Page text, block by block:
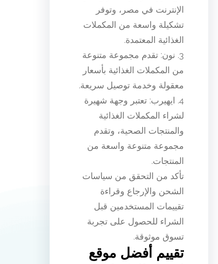
الإنترنت في مصر، وتوفر
تشكيلة واسعة من المكملات
الغذائية المعتمدة.
3. نون: تقدم مجموعة متنوعة
من المكملات الغذائية بأسعار
معقولة وخدمة توصيل سريعة.
4. ايهيرب: تعتبر وجهة شهيرة
لشراء المكملات الغذائية
والمنتجات الصحية، وتقدم
مجموعة متنوعة واسعة من
المنتجات.
تأكد من التحقق من سياسات
الشحن والإرجاع وقراءة
تقييمات المستخدمين قبل
الشراء للحصول على تجربة
تسوق موثوقة.
تقييم أفضل موقع